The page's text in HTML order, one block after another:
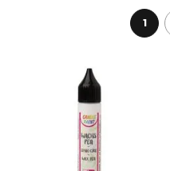
potrebujete na výrobu sviečok.
1